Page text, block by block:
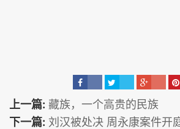
上一篇: 藏族，一个高贵的民族
下一篇: 刘汉被处决 周永康案件开